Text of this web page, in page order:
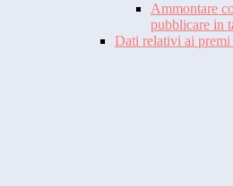
Ammontare
pubblicare in
Dati relativi ai premi